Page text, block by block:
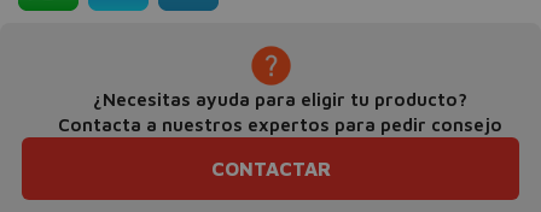
¿Necesitas ayuda para eligir tu producto?
Contacta a nuestros expertos para pedir consejo
CONTACTAR